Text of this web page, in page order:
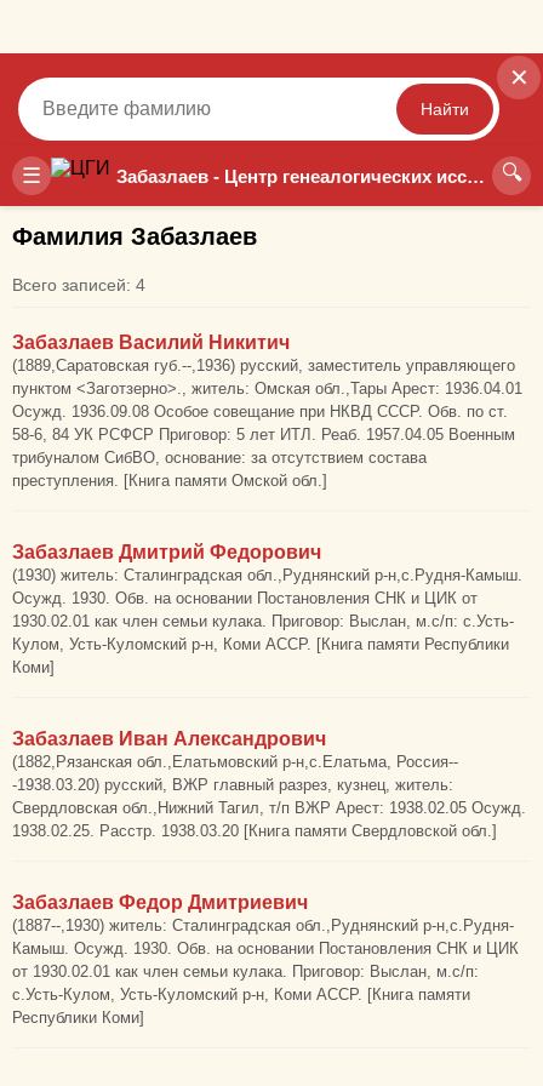
☰ Забазлаев - Центр генеалогических исследований 🔍
✕
Найти
Точный Неточный
Фамилия Забазлаев
Всего записей: 4
Забазлаев Василий Никитич
(1889,Саратовская губ.--,1936) русский, заместитель управляющего
пунктом <Заготзерно>., житель: Омская обл.,Тары Арест: 1936.04.01
Осужд. 1936.09.08 Особое совещание при НКВД СССР. Обв. по ст.
58-6, 84 УК РСФСР Приговор: 5 лет ИТЛ. Реаб. 1957.04.05 Военным
трибуналом СибВО, основание: за отсутствием состава
преступления. [Книга памяти Омской обл.]
Забазлаев Дмитрий Федорович
(1930) житель: Сталинградская обл.,Руднянский р-н,с.Рудня-Камыш.
Осужд. 1930. Обв. на основании Постановления СНК и ЦИК от
1930.02.01 как член семьи кулака. Приговор: Выслан, м.с/п: с.Усть-
Кулом, Усть-Куломский р-н, Коми АССР. [Книга памяти Республики
Коми]
Забазлаев Иван Александрович
(1882,Рязанская обл.,Елатьмовский р-н,с.Елатьма, Россия--
-1938.03.20) русский, ВЖР главный разрез, кузнец, житель:
Свердловская обл.,Нижний Тагил, т/п ВЖР Арест: 1938.02.05 Осужд.
1938.02.25. Расстр. 1938.03.20 [Книга памяти Свердловской обл.]
Забазлаев Федор Дмитриевич
(1887--,1930) житель: Сталинградская обл.,Руднянский р-н,с.Рудня-
Камыш. Осужд. 1930. Обв. на основании Постановления СНК и ЦИК
от 1930.02.01 как член семьи кулака. Приговор: Выслан, м.с/п:
с.Усть-Кулом, Усть-Куломский р-н, Коми АССР. [Книга памяти
Республики Коми]